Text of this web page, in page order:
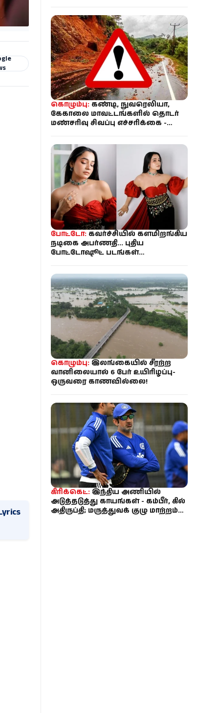
கொழும்பு: கண்டி, நுவரெலியா,
கேகாலை மாவட்டங்களில் தொடர்
மண்சரிவு சிவப்பு எச்சரிக்கை -
போட்டோ: கவர்ச்சியில் களமிறங்கிய
நடிகை அபர்ணதி... புதிய
போட்டோஷூட் படங்கள்
கொழும்பு: இலங்கையில் சீரற்ற
வானிலையால் 6 பேர் உயிரிழப்பு-
ஒருவரை காணவில்லை!
கிரிக்கெட்: இந்திய அணியில்
அடுத்தடுத்து காயங்கள் - கம்பீர், கில்
அதிருப்தி; மருத்துவக் குழு மாற்றம்